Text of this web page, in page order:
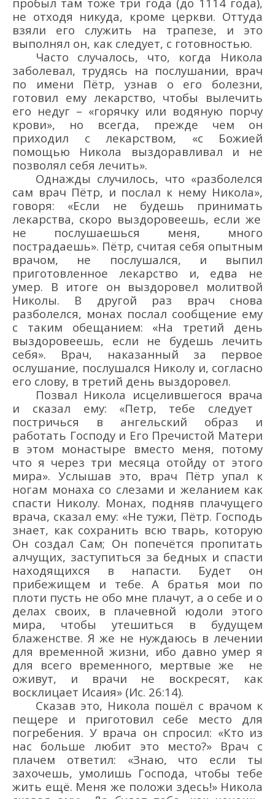
не отходя никуда, кроме церкви. Оттуда
взяли его служить на трапезе, и это
выполнял он, как следует, с готовностью.
Часто случалось, что, когда Никола
заболевал, трудясь на послушании, врач
по имени Пётр, узнав о его болезни,
готовил ему лекарство, чтобы вылечить
его недуг – «горячку или водяную порчу
крови», но всегда, прежде чем он
приходил с лекарством, «с Божией
помощью Никола выздоравливал и не
позволял себя лечить».
Однажды случилось, что «разболелся
сам врач Пётр, и послал к нему Никола»,
говоря: «Если не будешь принимать
лекарства, скоро выздоровеешь, если же
не послушаешься меня, много
пострадаешь». Пётр, считая себя опытным
врачом, не послушался, и выпил
приготовленное лекарство и, едва не
умер. В итоге он выздоровел молитвой
Николы. В другой раз врач снова
разболелся, монах послал сообщение ему
с таким обещанием: «На третий день
выздоровеешь, если не будешь лечить
себя». Врач, наказанный за первое
ослушание, послушался Николу и, согласно
его слову, в третий день выздоровел.
Позвал Никола исцелившегося врача
и сказал ему:
«Петр, тебе следует
постричься в ангельский образ и
работать Господу и Его Пречистой Матери
в этом монастыре вместо меня, потому
что я через три месяца отойду от этого
мира».Услышав это, врач Пётр упал к
ногам монаха со слезами и желанием как
спасти Николу. Монах, подняв плачущего
врача, сказал ему: «Не тужи, Пётр. Господь
знает, как сохранить всю тварь, которую
Он создал Сам; Он попечётся пропитать
алчущих, заступиться за бедных и спасти
находящихся в напасти. Будет он
прибежищем и тебе. А братья мои по
плоти пусть не обо мне плачут, а о себе и о
делах своих, в плачевной юдоли этого
мира, чтобы утешиться в будущем
блаженстве. Я же не нуждаюсь в лечении
для временной жизни, ибо давно умер я
для всего временного, мертвые же не
оживут, и врачи не воскресят, как
восклицает Исаия» (Ис. 26:14).
Сказав это, Никола пошёл с врачом к
пещере и приготовил себе место для
погребения. У врача он спросил: «Кто из
нас больше любит это место?»
Врач с
плачем ответил: «Знаю, что если ты
захочешь, умолишь Господа, чтобы тебе
жить ещё. Меня же положи здесь!»Никола